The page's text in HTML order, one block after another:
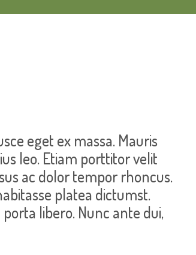
eget ex massa. Mauris
leo. Etiam porttitor velit
ac dolor tempor rhoncus.
platea dictumst.
libero. Nunc ante dui,